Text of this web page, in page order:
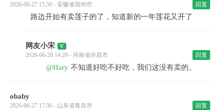
2026-06-27 15:50 - 安徽省宿州市 回复
路边开始有卖莲子的了，知道新的一年莲花又开了
网友小宋
2026-06-28 14:20 - 河南省许昌市 回复
@Hary 不知道好吃不好吃，我们这没有卖的。
obaby
2026-06-27 17:30 - 山东省青岛市 回复